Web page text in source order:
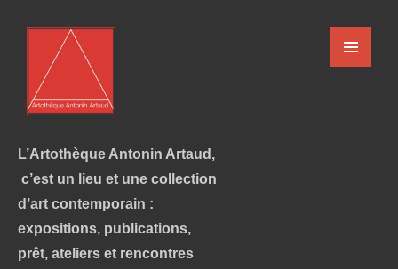
L’Artothèque Antonin Artaud,
c’est un lieu et une collection
d’art contemporain :
expositions, publications,
prêt, ateliers et rencontres